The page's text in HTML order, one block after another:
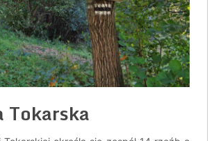
Tokarska